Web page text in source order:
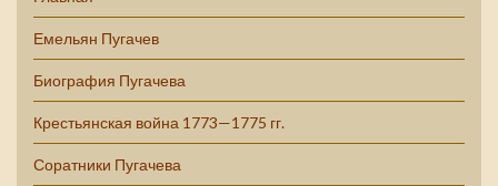
Емельян Пугачев
Биография Пугачева
Крестьянская война 1773—1775 гг.
Соратники Пугачева